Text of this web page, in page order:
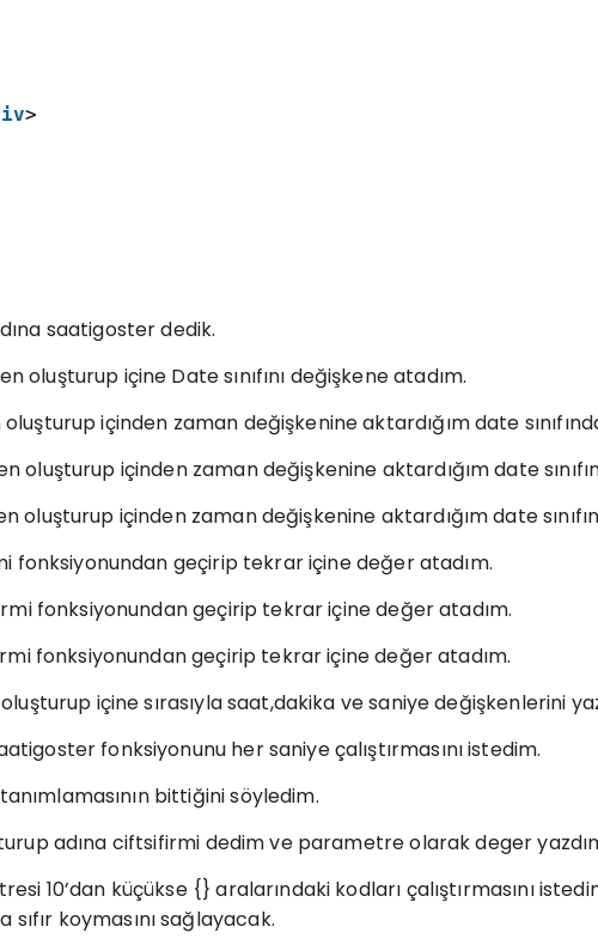
>
saatigoster dedik.
oluşturup içine Date sınıfını değişkene atadım.
içinden zaman değişkenine aktardığım date
oluşturup içinden zaman değişkenine aktardığım date
oluşturup içinden zaman değişkenine aktardığım date
fonksiyonundan geçirip tekrar içine değer atadım.
fonksiyonundan geçirip tekrar içine değer atadım.
fonksiyonundan geçirip tekrar içine değer atadım.
içine sırasıyla saat,dakika ve saniye değişkenlerini
fonksiyonunu her saniye çalıştırmasını istedim.
bittiğini söyledim.
adına ciftsifirmi dedim ve parametre olarak deger
10’dan küçükse {} aralarındaki kodları çalıştırmasını
koymasını sağlayacak.